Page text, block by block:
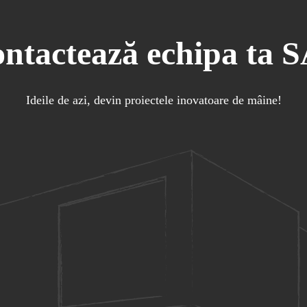
echipa ta
Ideile de azi, devin proiectele inovatoare de mâine!